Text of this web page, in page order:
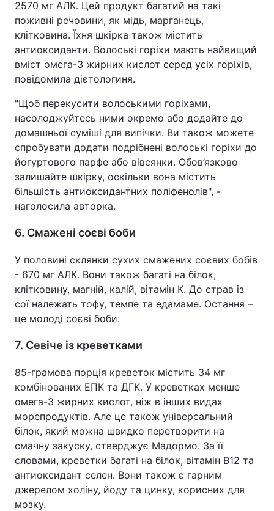
2570 мг АЛК. Цей продукт багатий на такі
поживні речовини, як мідь, марганець,
клітковина. Їхня шкірка також містить
антиоксиданти. Волоські горіхи мають найвищий
вміст омега-3 жирних кислот серед усіх горіхів,
повідомила дієтологиня.
"Щоб перекусити волоськими горіхами,
насолоджуйтесь ними окремо або додайте до
домашньої суміші для випічки. Ви також можете
спробувати додати подрібнені волоські горіхи до
йогуртового парфе або вівсянки. Обов’язково
залишайте шкірку, оскільки вона містить
більшість антиоксидантних поліфенолів", -
наголосила авторка.
6. Смажені соєві боби
У половині склянки сухих смажених соєвих бобів
- 670 мг АЛК. Вони також багаті на білок,
клітковину, магній, калій, вітамін К. До страв із
сої належать тофу, темпе та едамаме. Остання –
це молоді соєві боби.
7. Севіче із креветками
85-грамова порція креветок містить 34 мг
комбінованих ЕПК та ДГК. У креветках менше
омега-3 жирних кислот, ніж в інших видах
морепродуктів. Але це також універсальний
білок, який можна швидко перетворити на
смачну закуску, стверджує Мадормо. За її
словами, креветки багаті на білок, вітамін B12 та
антиоксидант селен. Вони також є гарним
джерелом холіну, йоду та цинку, корисних для
мозку.